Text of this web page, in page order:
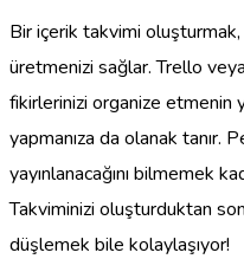
Bir içerik takvimi
üretmenizi sağlar. Trello
fikirlerinizi organize etmenin
yapmanıza da olanak tanır.
yayınlanacağını bilmemek
Takviminizi oluşturduktan
düşlemek bile kolaylaşıyor!